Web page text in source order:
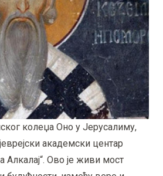
колеџа Оно у Јерусалиму,
академски центар
Алкалај“. Ово је живи мост